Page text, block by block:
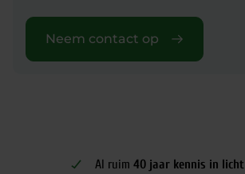
Neem contact op
Al ruim 40 jaar kennis in licht